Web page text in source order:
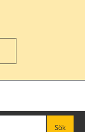
Sök